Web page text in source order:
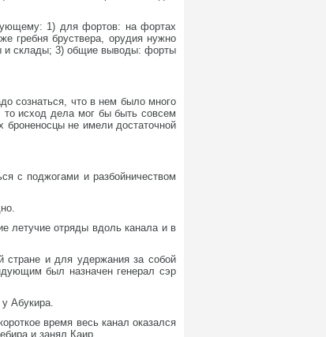
1) для фортов: на фортах
гребня бруствера, орудия нужно
и склады; 3) общие выводы: форты
сознаться, что в нем было много
то исход дела мог бы быть совсем
не имели достаточной
с поджогами и разбойничеством
летучие отряды вдоль канала и в
стране и для удержания за собой
был назначен генерал сэр
Абукира.
время весь канал оказался
и занял Каир.